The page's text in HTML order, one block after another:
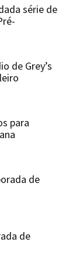
série de
de Grey’s
para
de
de